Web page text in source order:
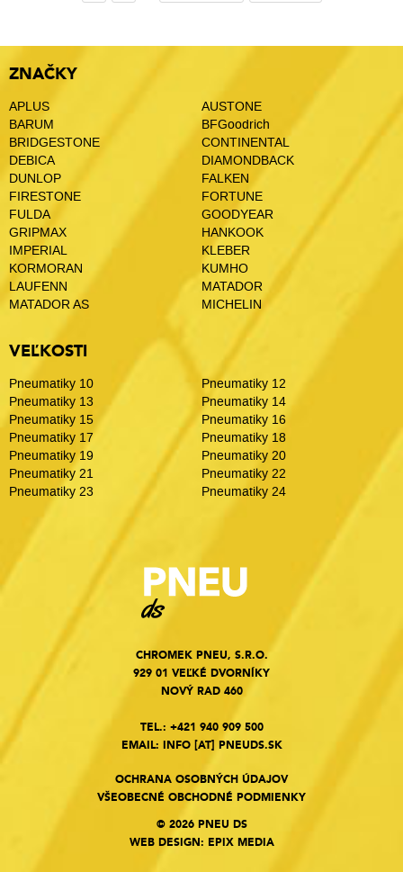
ZNAČKY
APLUS
AUSTONE
BARUM
BFGoodrich
BRIDGESTONE
CONTINENTAL
DEBICA
DIAMONDBACK
DUNLOP
FALKEN
FIRESTONE
FORTUNE
FULDA
GOODYEAR
GRIPMAX
HANKOOK
IMPERIAL
KLEBER
KORMORAN
KUMHO
LAUFENN
MATADOR
MATADOR AS
MICHELIN
VEĽKOSTI
Pneumatiky 10
Pneumatiky 12
Pneumatiky 13
Pneumatiky 14
Pneumatiky 15
Pneumatiky 16
Pneumatiky 17
Pneumatiky 18
Pneumatiky 19
Pneumatiky 20
Pneumatiky 21
Pneumatiky 22
Pneumatiky 23
Pneumatiky 24
CHROMEK PNEU, S.R.O.
929 01 VEĽKÉ DVORNÍKY
NOVÝ RAD 460
TEL.: +421 940 909 500
EMAIL: INFO[AT] PNEUDS.SK
OCHRANA OSOBNÝCH ÚDAJOV
VŠEOBECNÉ OBCHODNÉ PODMIENKY
© 2026 PNEU DS
WEB DESIGN: EPIX MEDIA